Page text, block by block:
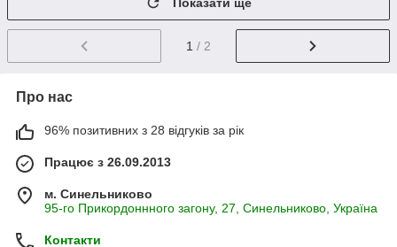
1 / 2
Про нас
96% позитивних з 28 відгуків за рік
Працює з 26.09.2013
м. Синельниково
95-го Прикордоннного загону, 27, Синельниково, Україна
Контакти